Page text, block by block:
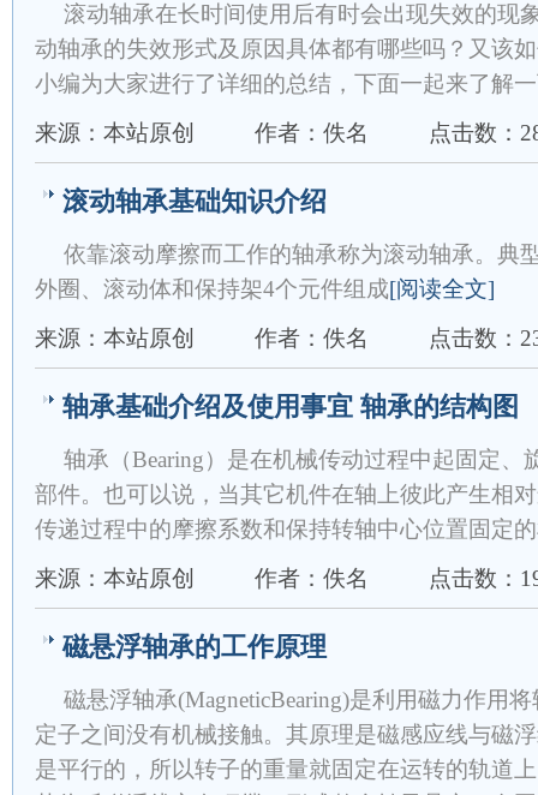
滚动轴承在长时间使用后有时会出现失效的现
动轴承的失效形式及原因具体都有哪些吗？又该
小编为大家进行了详细的总结，下面一起来了解
来源：本站原创
作者：佚名 点击数：
滚动轴承基础知识介绍
依靠滚动摩擦而工作的轴承称为滚动轴承。典
外圈、滚动体和保持架4个元件组成[阅读全文]
来源：本站原创
作者：佚名 点击数：
轴承基础介绍及使用事宜 轴承的结构图
轴承（Bearing）是在机械传动过程中起固定、
部件。也可以说，当其它机件在轴上彼此产生相
传递过程中的摩擦系数和保持转轴中心位置固定
来源：本站原创
作者：佚名 点击数：
磁悬浮轴承的工作原理
磁悬浮轴承(MagneticBearing)是利用磁力作用
定子之间没有机械接触。其原理是磁感应线与磁
是平行的，所以转子的重量就固定在运转的轨道